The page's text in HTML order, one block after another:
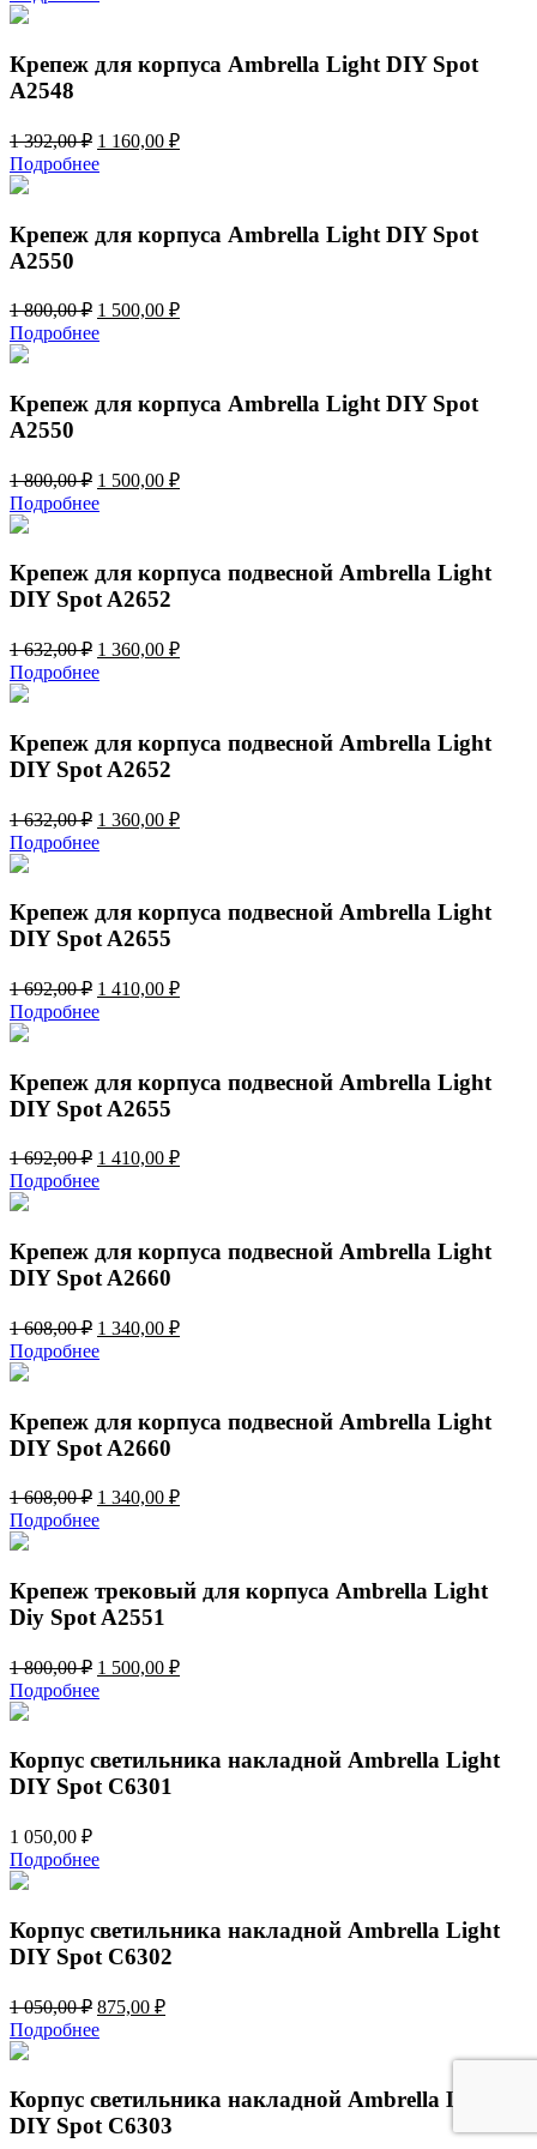
составляла
Крепеж для корпуса Ambrella Light DIY Spot
A2548
1 392,00₽ Первоначальная
цена
составляла
1 160,00 ₽Текущая
Подробнее
Крепеж для корпуса Ambrella Light DIY Spot
A2550
1 800,00₽ Первоначальная
цена
составляла
1 500,00 ₽Текущая
Подробнее
Крепеж для корпуса Ambrella Light DIY Spot
A2550
1 800,00₽ Первоначальная
цена
составляла
800,00 ₽.
1 500,00 ₽Текущая
Подробнее
Крепеж для корпуса подвесной Ambrella Light
DIY Spot A2652
1 632,00₽ Первоначальная
цена
составляла
1 360,00 ₽Текущая
Подробнее
Крепеж для корпуса подвесной Ambrella Light
DIY Spot A2652
1 632,00₽ Первоначальная
цена
составляла
632,00 ₽.
1 360,00 ₽Текущая
Подробнее
Крепеж для корпуса подвесной Ambrella Light
DIY Spot A2655
1 692,00₽ Первоначальная
цена
составляла
1 410,00 ₽Текущая
Подробнее
Крепеж для корпуса подвесной Ambrella Light
DIY Spot A2655
1 692,00₽ Первоначальная
цена
составляла
692,00 ₽.
1 410,00 ₽Текущая
Подробнее
Крепеж для корпуса подвесной Ambrella Light
DIY Spot A2660
1 608,00₽ Первоначальная
цена
составляла
1 340,00 ₽Текущая
Подробнее
Крепеж для корпуса подвесной Ambrella Light
DIY Spot A2660
1 608,00₽ Первоначальная
цена
составляла
1 340,00 ₽Текущая
Подробнее
Крепеж трековый для корпуса Ambrella Light
Diy Spot A2551
1 800,00₽ Первоначальная
цена
составляла
800,00 ₽.
1 500,00 ₽Текущая
Подробнее
Корпус светильника накладной Ambrella Light
DIY Spot C6301
1 050,00 ₽
Подробнее
Корпус светильника накладной Ambrella Light
DIY Spot C6302
1 050,00₽ Первоначальная
цена
составляла
050,00 ₽.
875,00 ₽Текущая
Подробнее
Корпус светильника накладной Ambrella Light
DIY Spot C6303